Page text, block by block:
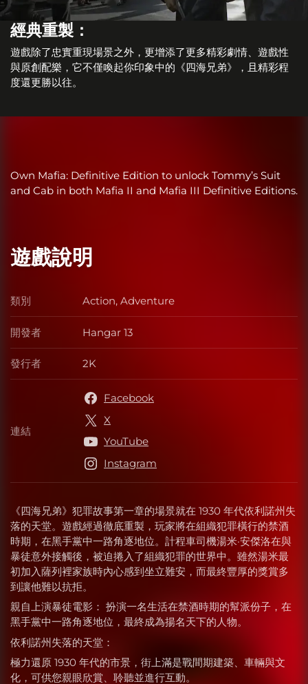
經典重製：
遊戲除了忠實重現場景之外，更增添了更多精彩劇情、遊戲性
與原創配樂，它不僅喚起你印象中的《四海兄弟》，且精彩程
度還更勝以往。
Own Mafia: Definitive Edition to unlock Tommy’s Suit
and Cab in both Mafia II and Mafia III Definitive Editions.
遊戲說明
《四海兄弟》犯罪故事第一章的場景就在 1930 年代依利諾州失
落的天堂。遊戲經過徹底重製，玩家將在組織犯罪橫行的禁酒
時期，在黑手黨中一路角逐地位。計程車司機湯米·安傑洛在與
暴徒意外接觸後，被迫捲入了組織犯罪的世界中。雖然湯米最
初加入薩列裡家族時內心感到坐立難安，而最終豐厚的獎賞多
到讓他難以抗拒。
親自上演暴徒電影： 扮演一名生活在禁酒時期的幫派份子，在
黑手黨中一路角逐地位，最終成為揚名天下的人物。
依利諾州失落的天堂：
極力還原 1930 年代的市景，街上滿是戰間期建築、車輛與文
化，可供您親眼欣賞、聆聽並進行互動。
類別 類別
Action, Adventure
開發者 開發者
Hangar 13
發行者 發行者
2K
連結 連結
Facebook
X
YouTube
Instagram